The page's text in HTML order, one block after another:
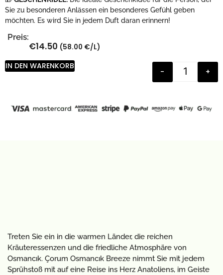
Sie zu besonderen Anlässen ein besonderes Gefühl geben
möchten. Es wird Sie in jedem Duft daran erinnern!
Preis:
€14.50 (58.00 €/L)
- +
IN DEN WARENKORB
Treten Sie ein in die warmen Länder, die reichen
Kräuteressenzen und die friedliche Atmosphäre von
Osmancık. Çorum Osmancık Breeze nimmt Sie mit jedem
Sprühstoß mit auf eine Reise ins Herz Anatoliens, im Geiste